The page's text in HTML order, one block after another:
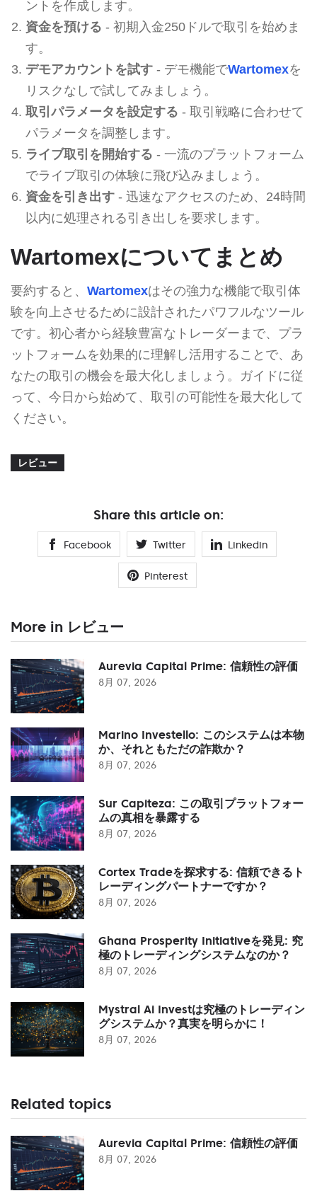
ントを作成します。
資金を預ける - 初期入金250ドルで取引を始めま
す。
デモアカウントを試す- デモ機能でWartomexを
リスクなしで試してみましょう。
取引パラメータを設定する - 取引戦略に合わせて
パラメータを調整します。
ライブ取引を開始する - 一流のプラットフォーム
でライブ取引の体験に飛び込みましょう。
資金を引き出す- 迅速なアクセスのため、24時間
以内に処理される引き出しを要求します。
Wartomexについてまとめ
要約すると、 Wartomexはその強力な機能で取引体
験を向上させるために設計されたパワフルなツール
です。初心者から経験豊富なトレーダーまで、プラ
ットフォームを効果的に理解し活用することで、あ
なたの取引の機会を最大化しましょう。ガイドに従
って、今日から始めて、取引の可能性を最大化して
ください。
レビュー
Share this article on:
Facebook Twitter Linkedin
Pinterest
More in レビュー
Aurevia Capital Prime: 信頼性の評価
8月 07, 2026
Marino Investello: このシステムは本物
か、それともただの詐欺か？
8月 07, 2026
Sur Capiteza: この取引プラットフォー
ムの真相を暴露する
8月 07, 2026
Cortex Tradeを探求する: 信頼できるト
レーディングパートナーですか？
8月 07, 2026
Ghana Prosperity Initiativeを発見: 究
極のトレーディングシステムなのか？
8月 07, 2026
Mystral Ai Investは究極のトレーディン
グシステムか？真実を明らかに！
8月 07, 2026
Related topics
Aurevia Capital Prime: 信頼性の評価
8月 07, 2026